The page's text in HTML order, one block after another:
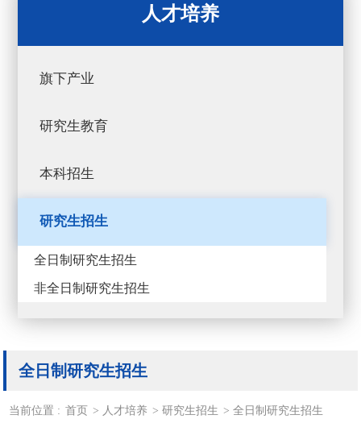
人才培养
旗下产业
研究生教育
本科招生
研究生招生
全日制研究生招生
非全日制研究生招生
全日制研究生招生
当前位置 : 首页 > 人才培养 >研究生招生 >全日制研究生招生